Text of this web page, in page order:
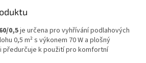
0,5je určena pro vyhřívání podlahových
0,5 m² s výkonem 70 W a plošný
předurčuje k použití pro komfortní